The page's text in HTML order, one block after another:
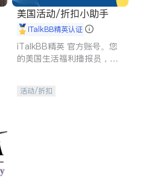
美国活动/折扣小助手
iTalkBB精英认证
iTalkBB精英 官方账号。您
的美国生活福利播报员，精
专属福利。
活动/折扣